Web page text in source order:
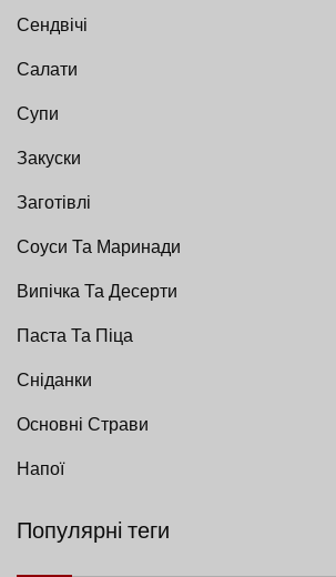
Сендвічі
Салати
Супи
Закуски
Заготівлі
Соуси Та Маринади
Випічка Та Десерти
Паста Та Піца
Сніданки
Основні Страви
Напої
Популярні теги